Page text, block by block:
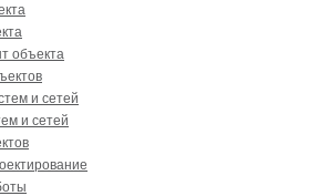
объекта
и сетей
и сетей